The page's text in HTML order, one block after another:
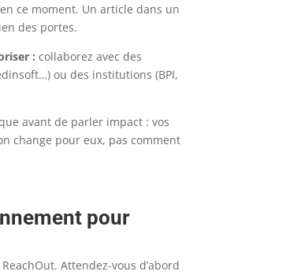
ce moment. Un article dans un
des portes.
: collaborez avec des
ou des institutions (BPI,
avant de parler impact : vos
change pour eux, pas comment
pour
Attendez-vous d’abord